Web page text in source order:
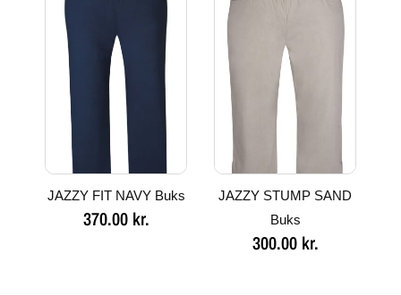
JAZZY FIT NAVY Buks
370.00 kr.
JAZZY STUMP SAND
Buks
300.00 kr.